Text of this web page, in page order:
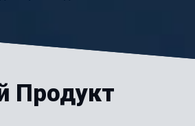
Продукт